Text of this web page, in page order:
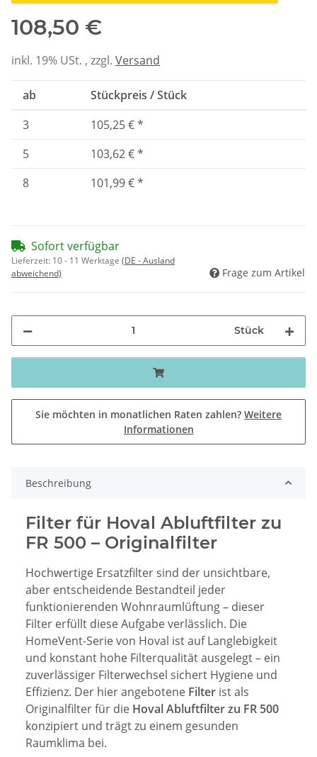
108,50 €
inkl. 19% USt. , zzgl. Versand
ab
Stückpreis / Stück
3
105,25 €*
5
103,62 €*
8
101,99 €*
Sofort verfügbar
Lieferzeit: 10 - 11 Werktage (DE - Ausland
abweichend)
Frage zum Artikel
Stück
Sie möchten in monatlichen Raten zahlen? Weitere
Informationen
Beschreibung
Filter für Hoval Abluftfilter zu
FR 500 – Originalfilter
Hochwertige Ersatzfilter sind der unsichtbare,
aber entscheidende Bestandteil jeder
funktionierenden Wohnraumlüftung – dieser
Filter erfüllt diese Aufgabe verlässlich. Die
HomeVent-Serie von Hoval ist auf Langlebigkeit
und konstant hohe Filterqualität ausgelegt – ein
zuverlässiger Filterwechsel sichert Hygiene und
Effizienz. Der hier angebotene Filter ist als
Originalfilter für die Hoval Abluftfilter zu FR 500
konzipiert und trägt zu einem gesunden
Raumklima bei.